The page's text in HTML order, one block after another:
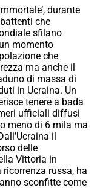
durante
che
sfilano
momento
che
ma anche il
di massa di
in Ucraina. Un
tenere a bada
ufficiali diffusi
meno di 6 mila ma
il
delle
Vittoria in
russa, ha
sconfitte come